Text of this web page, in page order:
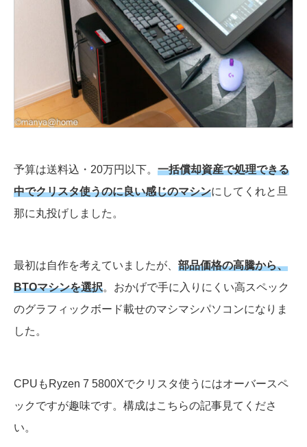
予算は送料込・20万円以下。 一括償却資産で処理できる
中でクリスタ使うのに良い感じのマシンにしてくれと旦
那に丸投げしました。
最初は自作を考えていましたが、 部品価格の高騰から、
BTOマシンを選択。おかげで手に入りにくい高スペック
のグラフィックボード載せのマシマシパソコンになりま
した。
CPUもRyzen 7 5800Xでクリスタ使うにはオーバースペ
ックですが趣味です。構成はこちらの記事見てくださ
い。